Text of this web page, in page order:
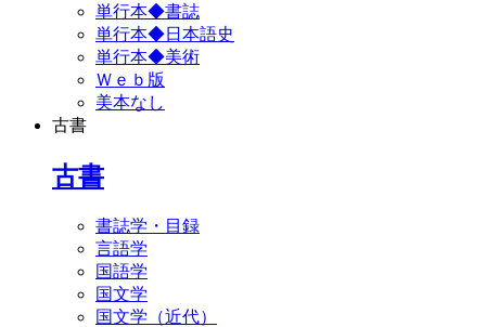
単行本◆書誌
単行本◆日本語史
単行本◆美術
Ｗｅｂ版
美本なし
古書
古書
書誌学・目録
言語学
国語学
国文学
国文学（近代）